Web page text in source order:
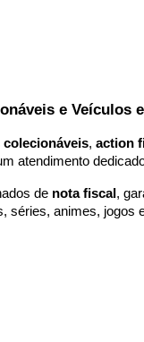
e Veículos
colecionáveis, action
atendimento
de nota fiscal ,
séries, animes,